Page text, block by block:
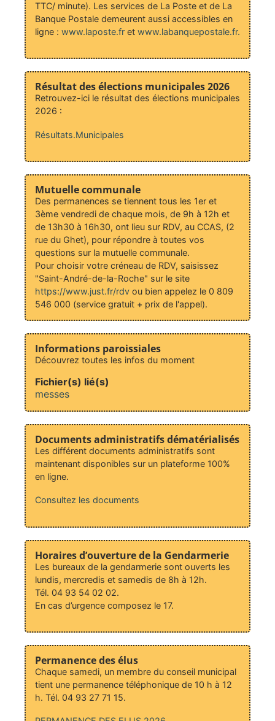
TTC/ minute). Les services de La Poste et de La
Banque Postale demeurent aussi accessibles en
ligne : www.laposte.fr et www.labanquepostale.fr.
Résultat des élections municipales 2026
Retrouvez-ici le résultat des élections municipales
2026 :
Résultats.Municipales
Mutuelle communale
Des permanences se tiennent tous les 1er et
3ème vendredi de chaque mois, de 9h à 12h et
de 13h30 à 16h30, ont lieu sur RDV, au CCAS, (2
rue du Ghet), pour répondre à toutes vos
questions sur la mutuelle communale.
Pour choisir votre créneau de RDV, saisissez
"Saint-André-de-la-Roche" sur le site
https://www.just.fr/rdv ou bien appelez le 0 809
546 000 (service gratuit + prix de l'appel).
Informations paroissiales
Découvrez toutes les infos du moment
Fichier(s) lié(s)
messes
Documents administratifs dématérialisés
Les différent documents administratifs sont
maintenant disponibles sur un plateforme 100%
en ligne.
Consultez les documents
Horaires d’ouverture de la Gendarmerie
Les bureaux de la gendarmerie sont ouverts les
lundis, mercredis et samedis de 8h à 12h.
Tél. 04 93 54 02 02.
En cas d’urgence composez le 17.
Permanence des élus
Chaque samedi, un membre du conseil municipal
tient une permanence téléphonique de 10 h à 12
h. Tél. 04 93 27 71 15.